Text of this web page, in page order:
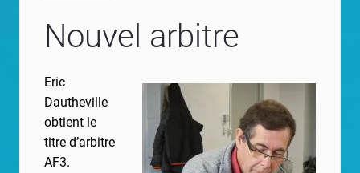
Nouvel arbitre
Eric
Dautheville
obtient le
titre d’arbitre
AF3.